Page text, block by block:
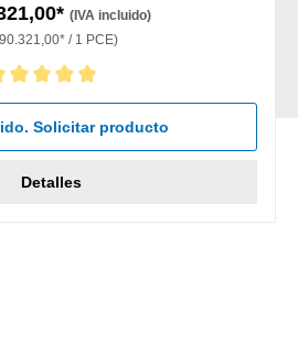
(IVA incluido)
/ 1 PCE)
5 de 5 estrellas
Solicitar producto
Detalles